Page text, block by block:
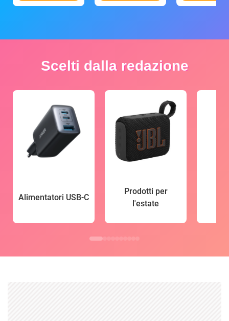
Scelti dalla redazione
Alimentatori USB-C
Prodotti per
l'estate